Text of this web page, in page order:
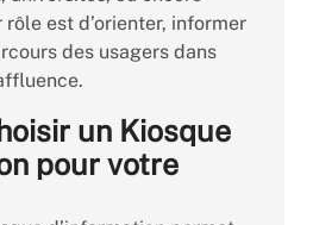
rôle est d’orienter, informer
des usagers dans
un Kiosque
pour votre